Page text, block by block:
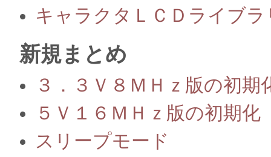
キャラクタＬＣＤライブラ
新規まとめ
３．３Ｖ８ＭＨｚ版の初期
５Ｖ１６ＭＨｚ版の初期化
スリープモード